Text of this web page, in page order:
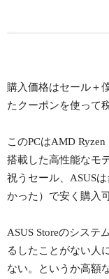
購入価格はセール＋
たクーポンを使って
このPCはAMD
搭載した高性能なモ
祝うセール、ASUS
かった）で安く購入
ASUS Storeのシステ
るしたことがない人
ない。というか高額